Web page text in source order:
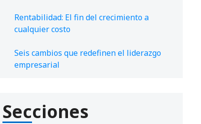
Rentabilidad: El fin del crecimiento a
cualquier costo
Seis cambios que redefinen el liderazgo
empresarial
Secciones